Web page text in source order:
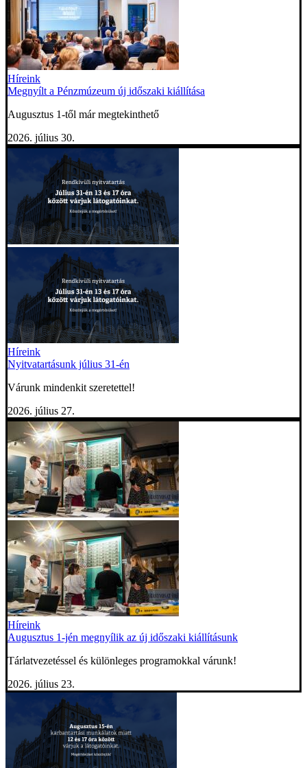
Híreink
Megnyílt a Pénzmúzeum új időszaki kiállítása
Augusztus 1-től már megtekinthető
2026. július 30.
Híreink
Nyitvatartásunk július 31-én
Várunk mindenkit szeretettel!
2026. július 27.
Híreink
Augusztus 1-jén megnyílik az új időszaki kiállításunk
Tárlatvezetéssel és különleges programokkal várunk!
2026. július 23.